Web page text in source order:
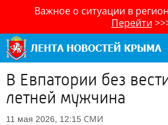
Важное о ситуации в
Перейти
В Евпатории без
летней мужчина
11 мая 2026, 12:15 СМИ